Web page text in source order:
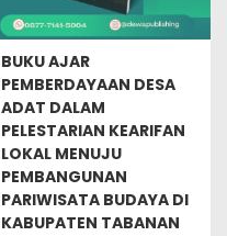
BUKU AJAR
PEMBERDAYAAN DESA
ADAT DALAM
PELESTARIAN KEARIFAN
LOKAL MENUJU
PEMBANGUNAN
PARIWISATA BUDAYA DI
KABUPATEN TABANAN